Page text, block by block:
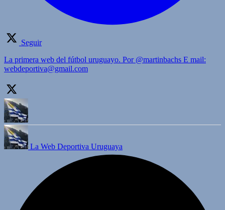
Seguir
La primera web del fútbol uruguayo. Por @martinbachs E mail:
webdeportiva@gmail.com
La Web Deportiva Uruguaya